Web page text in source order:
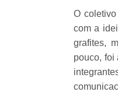
O
com a
grafites,
pouco, foi